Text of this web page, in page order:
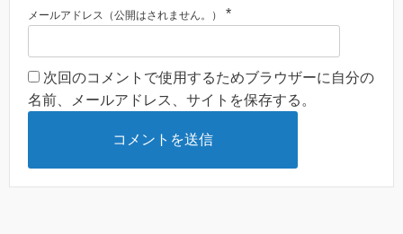
メールアドレス（公開はされません。） *
次回のコメントで使用するためブラウザーに自分の
名前、メールアドレス、サイトを保存する。